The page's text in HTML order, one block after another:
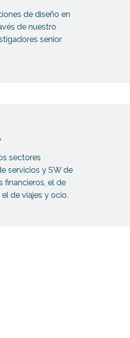
de diseño en
de nuestro
senior
sectores
servicios y SW de
financieros, el de
de viajes y ocio.